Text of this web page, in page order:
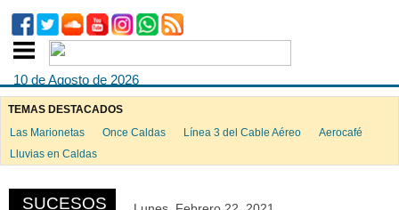
10 de Agosto de 2026
TEMAS DESTACADOS
Las Marionetas
Once Caldas Línea 3 del Cable Aéreo
Aerocafé
Lluvias en Caldas
SUCESOS